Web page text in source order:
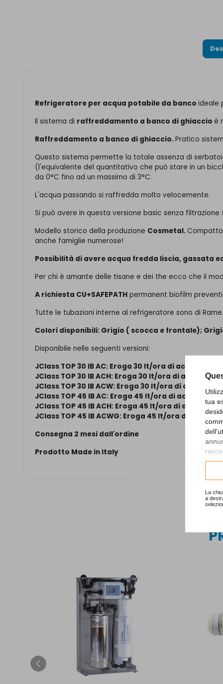
tua
La
a
Refrigeratore per acqua potabile da banco ideale
Il sistema di raffreddamento a banco di ghiaccio è
Raffreddamento a banco di ghiaccio.Pratico
Questo sistema permette la totale assenza di
(l'equivalente del quantitativo che può stare in un
da 0°C fino ad un massimo di 3°C.
L'acqua passando si raffredda molto velocemente.
Si può avere in questa versione basic senza
Modello storico della produzione Cosmetal.
anche famiglie numerose!
Possibilità di avere acqua fredda liscia, gassata
Per chi è amante delle tisane e dei the ecco che il
A richiesta CU+SAFEPATH permanent biofilm
Tutte le tubazioni interne al refrigeratore sono di Rame.
Colori disponibili: Grigio ( scocca e frontale);
Disponibile nelle seguenti versioni:
JClass TOP 30 IB AC: Eroga 30 lt/ora di acqua
JClass TOP 30 IB ACH: Eroga 30 lt/ora di acqua
JClass TOP 30 IB ACW: Eroga 30 lt/ora di acqua
JClass TOP 45 IB AC: Eroga 45 lt/ora di acqua
JClass TOP 45 IB ACH: Eroga 45 lt/ora di acqua
JClass TOP 45 IB ACWG: Eroga 45 lt/ora di
Consegna 2 mesi dall'ordine
Prodotto Made in Italy